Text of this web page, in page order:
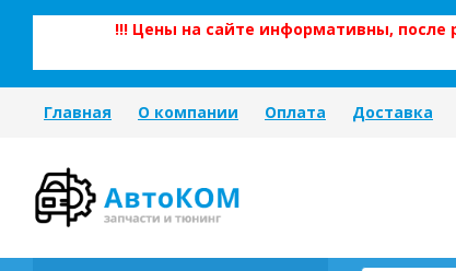
!!! Цены на сайте информативны, после
Главная О компании Оплата Доставка